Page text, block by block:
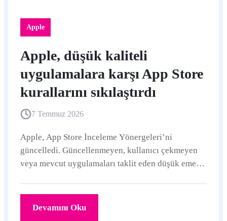
Apple
Apple, düşük kaliteli
uygulamalara karşı App Store
kurallarını sıkılaştırdı
7 Temmuz 2026
Apple, App Store İnceleme Yönergeleri’ni
güncelledi. Güncellenmeyen, kullanıcı çekmeyen
veya mevcut uygulamaları taklit eden düşük emekli
Devamını Oku